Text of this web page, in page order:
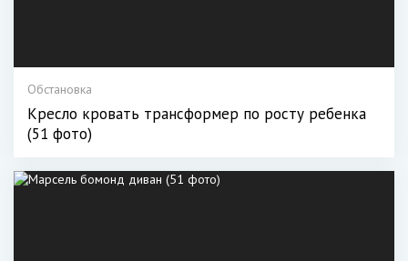
Обстановка
Кресло кровать трансформер по росту ребенка
(51 фото)